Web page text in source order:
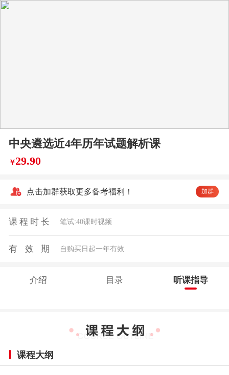
中央遴选近4年历年试题解析课
￥29.90
点击加群获取更多备考福利！ 加群
课程时长 笔试:40课时视频
有效期 自购买日起一年有效
介绍 目录 听课指导
课程大纲